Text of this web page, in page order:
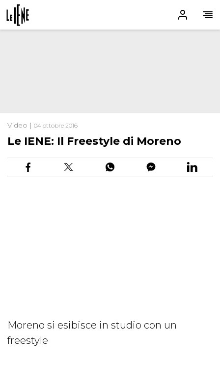
Video | 04 ottobre 2016
Le IENE: Il Freestyle di Moreno
Moreno si esibisce in studio con un
freestyle